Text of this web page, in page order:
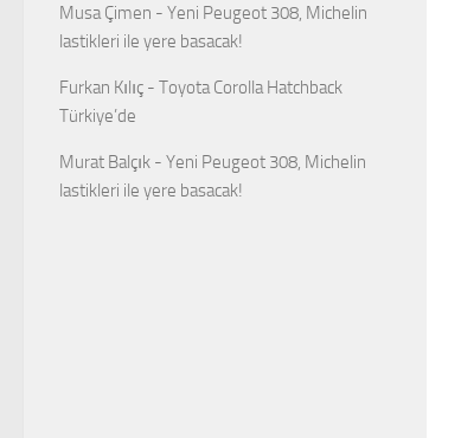
Musa Çimen - Yeni Peugeot 308, Michelin
lastikleri ile yere basacak!
Furkan Kılıç - Toyota Corolla Hatchback
Türkiye’de
Murat Balçık - Yeni Peugeot 308, Michelin
lastikleri ile yere basacak!